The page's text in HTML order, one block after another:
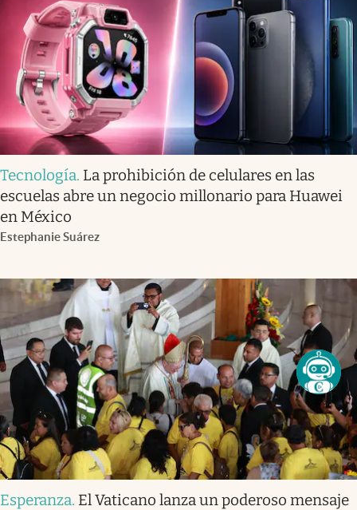
Tecnología. La prohibición de celulares en las
escuelas abre un negocio millonario para Huawei
en México
Estephanie Suárez
Esperanza. El Vaticano lanza un poderoso mensaje